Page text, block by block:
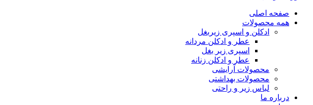
صفحه اصلی
همه محصولات
ادکلن و اسپری زیربغل
عطر و ادکلن مردانه
اسپری زیر بغل
عطر و ادکلن زنانه
محصولات آرایشی
محصولات بهداشتی
لباس زیر و راحتی
درباره ما